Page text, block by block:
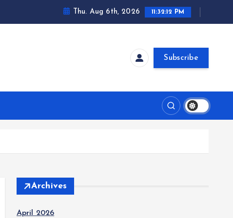
Thu. Aug 6th, 2026 11:32:12 PM
Subscribe
Archives
April 2026